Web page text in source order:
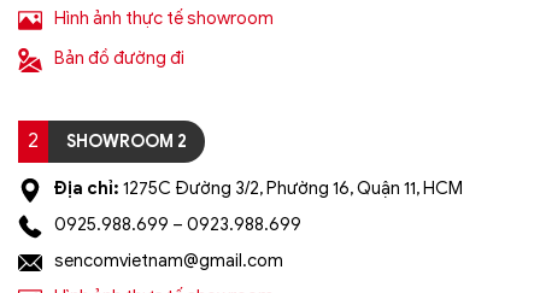
Hình ảnh thực tế showroom
Bản đồ đường đi
2 SHOWROOM 2
Địa chỉ: 1275C Đường 3/2, Phường 16, Quận 11, HCM
0925.988.699 – 0923.988.699
sencomvietnam@gmail.com